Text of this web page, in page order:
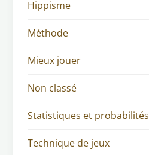
Hippisme
Méthode
Mieux jouer
Non classé
Statistiques et probabilités
Technique de jeux